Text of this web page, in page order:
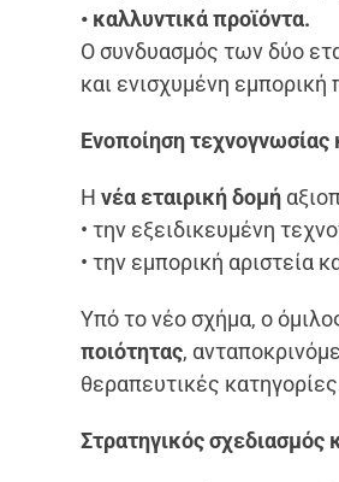
• καλλυντικά προϊόντα.
Ο συνδυασμός των δύο
και ενισχυμένη εμπορική
Ενοποίηση τεχνογνωσίας
Η νέα εταιρική δομή
• την εξειδικευμένη
• την εμπορική αριστεία
Υπό το νέο σχήμα, ο
ποιότητας,
θεραπευτικές
Στρατηγικός σχεδιασμός